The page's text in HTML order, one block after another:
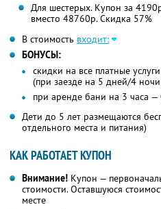
Для шестерых. Купон за
вместо 48760р. Скидка 57%
В стоимость входит:
БОНУСЫ:
скидки на все платные
(при заезде на 5 дней/4
при аренде бани на 3 часа —
Дети до 5 лет размещаются
отдельного места и питания)
КАК РАБОТАЕТ КУПОН
Внимание! Купон —
стоимости. Оставшуюся
месте